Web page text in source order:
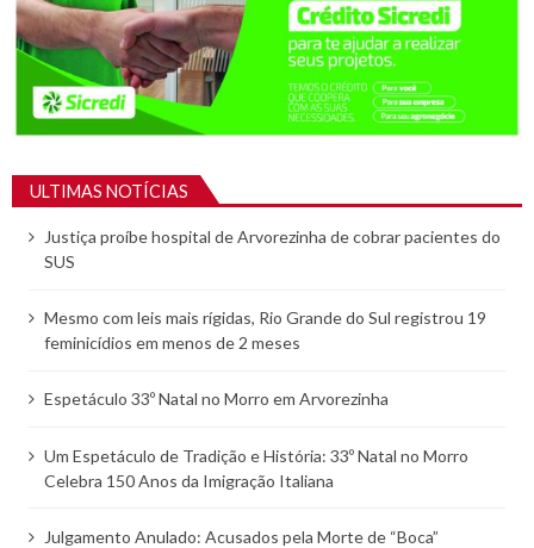
ULTIMAS NOTÍCIAS
Justiça proíbe hospital de Arvorezinha de cobrar pacientes do
SUS
Mesmo com leis mais rígidas, Rio Grande do Sul registrou 19
feminicídios em menos de 2 meses
Espetáculo 33º Natal no Morro em Arvorezinha
Um Espetáculo de Tradição e História: 33º Natal no Morro
Celebra 150 Anos da Imigração Italiana
Julgamento Anulado: Acusados pela Morte de “Boca”